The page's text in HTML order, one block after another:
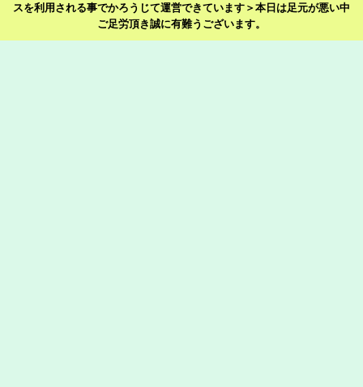
スを利用される事でかろうじて運営できています＞本日は足元が悪い中
ご足労頂き誠に有難うございます。